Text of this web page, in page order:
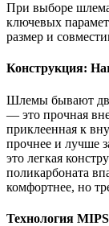
При выборе
ключевых
размер и
Конструкция:
Шлемы бывают
— это прочная
приклеенная к
прочнее и лучше
это легкая
поликарбоната
комфортнее, но
Технология MIPS